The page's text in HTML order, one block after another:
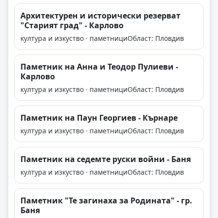
Архитектурен и исторически резерват
"Старият град" - Карлово
култура и изкуство · паметнициОбласт: Пловдив
Паметник на Анна и Теодор Пулиеви -
Карлово
култура и изкуство · паметнициОбласт: Пловдив
Паметник на Паун Георгиев - Кърнаре
култура и изкуство · паметнициОбласт: Пловдив
Паметник на седемте руски войни - Баня
култура и изкуство · паметнициОбласт: Пловдив
Паметник "Те загинаха за Родината" - гр.
Баня